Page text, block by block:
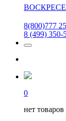
8(800)777
8 (499) 350-
0
нет товаров